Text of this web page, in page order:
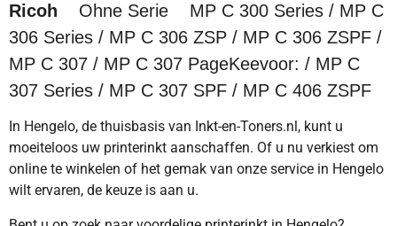
Ricoh
Ohne Serie MP C 300 Series / MP C
306 Series / MP C 306 ZSP / MP C 306 ZSPF /
MP C 307 / MP C 307 PageKeevoor: / MP C
307 Series / MP C 307 SPF / MP C 406 ZSPF
In Hengelo, de thuisbasis van Inkt-en-Toners.nl, kunt u
moeiteloos uw printerinkt aanschaffen. Of u nu verkiest om
online te winkelen of het gemak van onze service in Hengelo
wilt ervaren, de keuze is aan u.